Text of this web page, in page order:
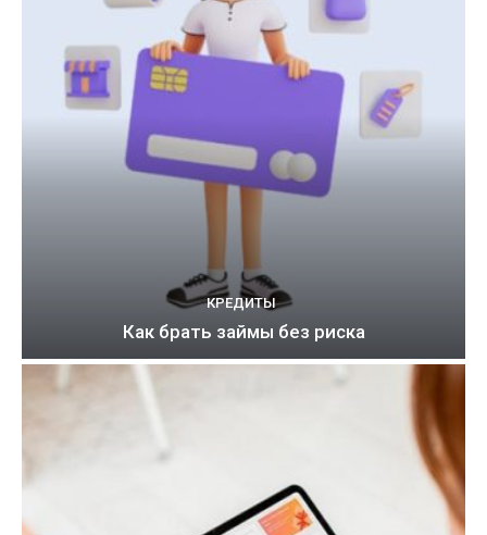
КРЕДИТЫ
Как брать займы без риска